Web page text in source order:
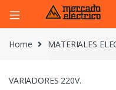
Home MATERIALES
VARIADORES 220V.